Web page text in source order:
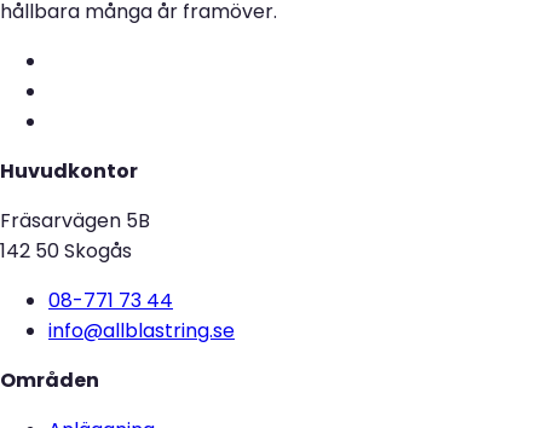
hållbara många år framöver.
Huvudkontor
Fräsarvägen 5B
142 50 Skogås
08-771 73 44
info@allblastring.se
Områden